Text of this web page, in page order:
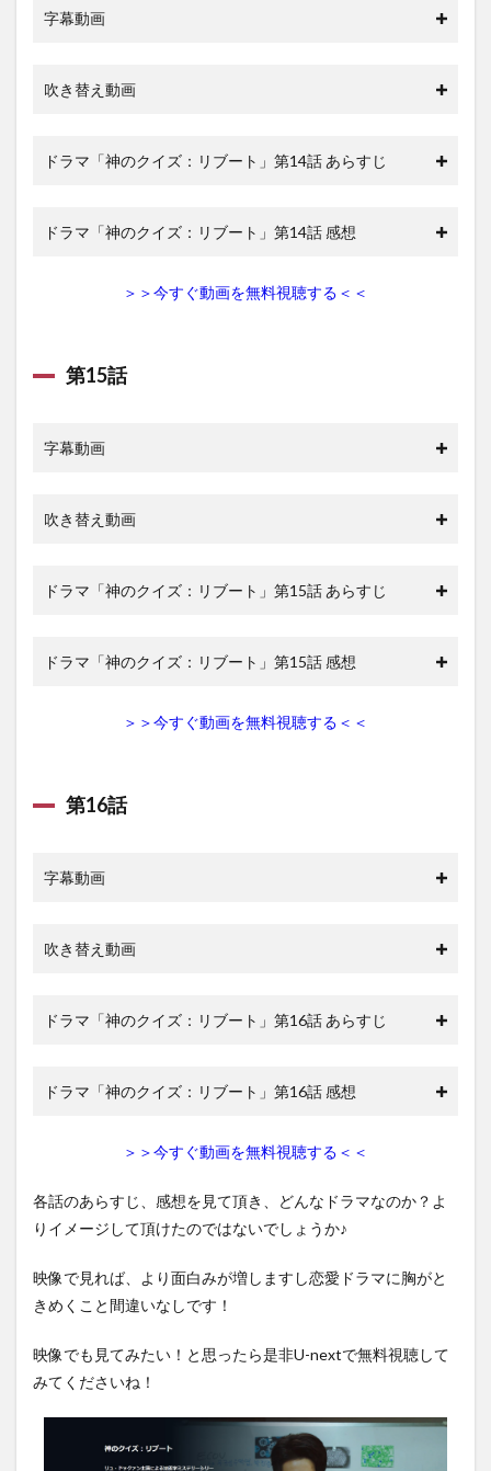
字幕動画
吹き替え動画
ドラマ「神のクイズ：リブート」第14話 あらすじ
ドラマ「神のクイズ：リブート」第14話 感想
＞＞今すぐ動画を無料視聴する＜＜
第15話
字幕動画
吹き替え動画
ドラマ「神のクイズ：リブート」第15話 あらすじ
ドラマ「神のクイズ：リブート」第15話 感想
＞＞今すぐ動画を無料視聴する＜＜
第16話
字幕動画
吹き替え動画
ドラマ「神のクイズ：リブート」第16話 あらすじ
ドラマ「神のクイズ：リブート」第16話 感想
＞＞今すぐ動画を無料視聴する＜＜
各話のあらすじ、感想を見て頂き、どんなドラマなのか？よ
りイメージして頂けたのではないでしょうか♪
映像で見れば、より面白みが増しますし恋愛ドラマに胸がと
きめくこと間違いなしです！
映像でも見てみたい！と思ったら是非U-nextで無料視聴して
みてくださいね！